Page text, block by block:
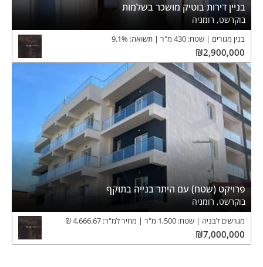
בניין דירות בוטיק מושכר בשלמות
בוקרשט, רומניה
בנין מגורים שטח: 430 מ"ר תשואה: 9.1%
₪2,900,000
פרויקט (שטח) עם היתר בנייה בתוקף
בוקרשט, רומניה
מגרשים לבניה שטח: 1,500 מ"ר מחיר למ"ר: 4,666.67
₪
₪7,000,000